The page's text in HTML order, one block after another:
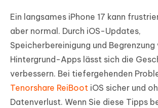
Ein langsames iPhone 17 kann
aber normal. Durch iOS-Updates,
Speicherbereinigung und Begrenzung
Hintergrund-Apps lässt sich die
verbessern. Bei tiefergehenden
Tenorshare ReiBoot iOS sicher und
Datenverlust. Wenn Sie diese Tipps